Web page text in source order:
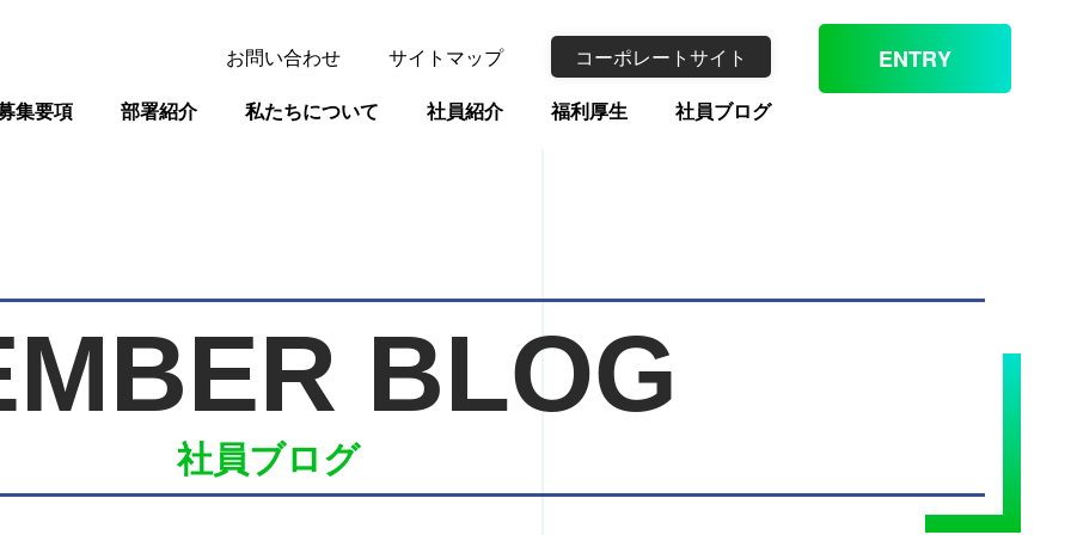
集要項 部署紹介 私たちについて 社員紹介 福利厚生 社員ブログ
お問い合わせ サイトマップ コーポレートサイト ENTRY
BLOG
社員ブログ